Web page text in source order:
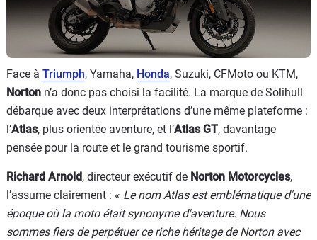
Face à Triumph, Yamaha, Honda, Suzuki, CFMoto ou KTM,
Norton n’a donc pas choisi la facilité. La marque de Solihull
débarque avec deux interprétations d’une même plateforme :
l’Atlas, plus orientée aventure, et l’Atlas GT, davantage
pensée pour la route et le grand tourisme sportif.
Richard Arnold, directeur exécutif de Norton Motorcycles,
l’assume clairement : « Le nom Atlas est emblématique d'une
époque où la moto était synonyme d'aventure. Nous
sommes fiers de perpétuer ce riche héritage de Norton avec